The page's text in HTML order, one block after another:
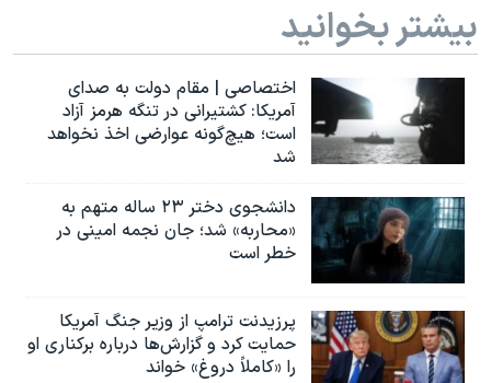
بیشتر بخوانید
اختصاصی | مقام دولت به صدای
آمریکا: کشتیرانی در تنگه هرمز آزاد
است؛ هیچ‌گونه عوارضی اخذ نخواهد
شد
دانشجوی دختر ۲۳ ساله متهم به
«محاربه» شد؛ جان نجمه امینی در
خطر است
پرزیدنت ترامپ از وزیر جنگ آمریکا
حمایت کرد و گزارش‌ها درباره برکناری او
را «کاملاً دروغ» خواند